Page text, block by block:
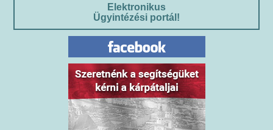
Elektronikus
Ügyintézési portál!